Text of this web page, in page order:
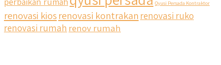
Qyusi Persada Kontraktor
renovasi kiosrenovasi kontrakanrenovasi ruko
renovasi rumah renov rumah